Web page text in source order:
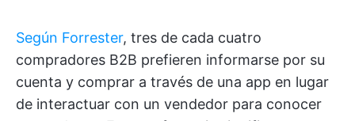
Según Forrester, tres de cada cuatro
compradores B2B prefieren informarse por su
cuenta y comprar a través de una app en lugar
de interactuar con un vendedor para conocer